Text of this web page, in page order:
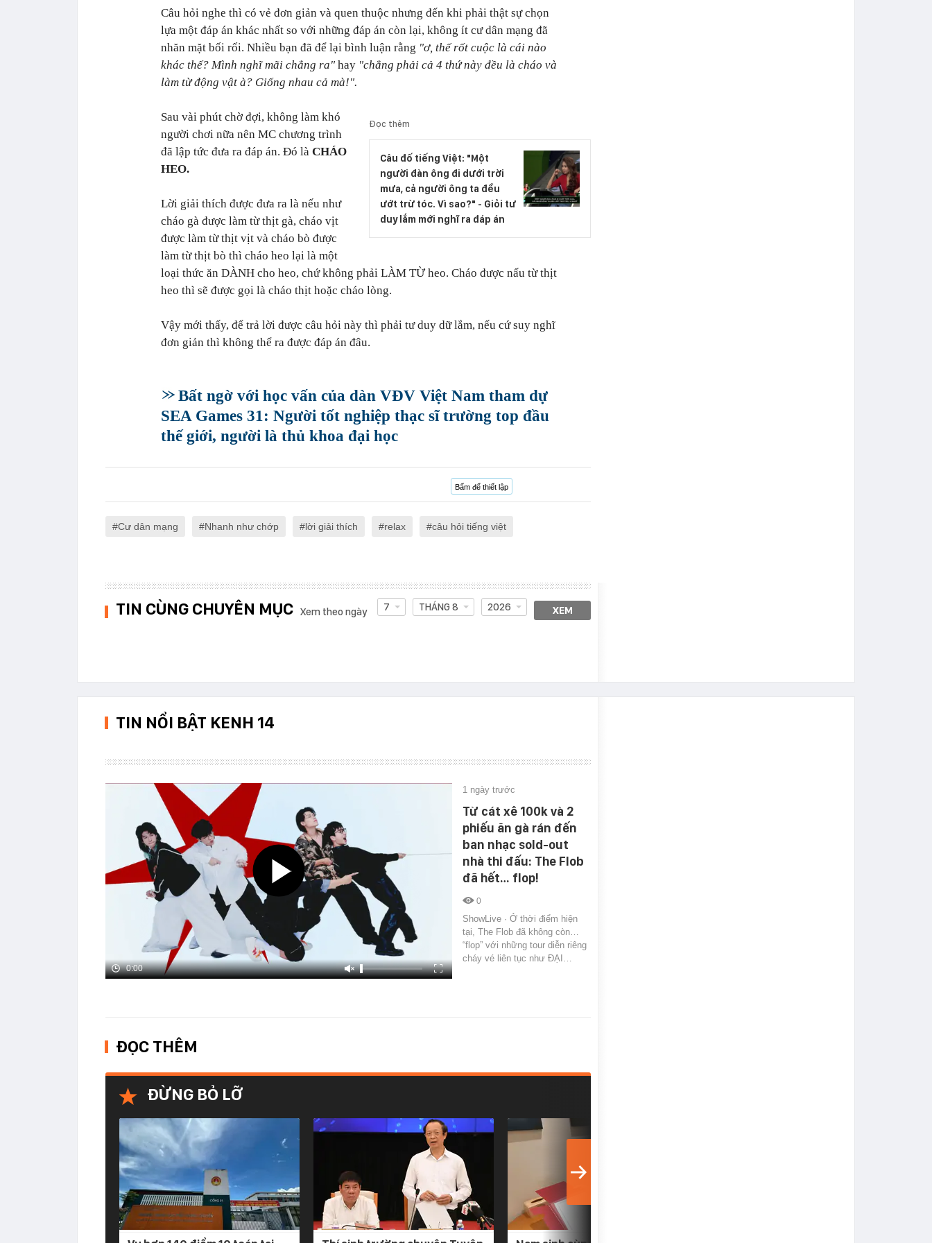
Câu hỏi nghe thì có vẻ đơn giản và quen thuộc nhưng đến khi phải thật sự chọn
lựa một đáp án khác nhất so với những đáp án còn lại, không ít cư dân mạng đã
nhăn mặt bối rối. Nhiều bạn đã để lại bình luận rằng "ơ, thế rốt cuộc là cái nào
khác thế? Mình nghĩ mãi chẳng ra" hay "chẳng phải cả 4 thứ này đều là cháo và
làm từ động vật à? Giống nhau cả mà!".
Đọc thêm
Câu đố tiếng Việt: "Một
người đàn ông đi dưới trời
mưa, cả người ông ta đều
ướt trừ tóc. Vì sao?" - Giỏi tư
duy lắm mới nghĩ ra đáp án
Sau vài phút chờ đợi, không làm khó
người chơi nữa nên MC chương trình
đã lập tức đưa ra đáp án. Đó là CHÁO
HEO.
Lời giải thích được đưa ra là nếu như
cháo gà được làm từ thịt gà, cháo vịt
được làm từ thịt vịt và cháo bò được
làm từ thịt bò thì cháo heo lại là một
loại thức ăn DÀNH cho heo, chứ không phải LÀM TỪ heo. Cháo được nấu từ thịt
heo thì sẽ được gọi là cháo thịt hoặc cháo lòng.
Vậy mới thấy, để trả lời được câu hỏi này thì phải tư duy dữ lắm, nếu cứ suy nghĩ
đơn giản thì không thể ra được đáp án đâu.
Bất ngờ với học vấn của dàn VĐV Việt Nam tham dự
SEA Games 31: Người tốt nghiệp thạc sĩ trường top đầu
thế giới, người là thủ khoa đại học
Bấm để thiết lập
Cư dân mạng Nhanh như chớp lời giải thích relax câu hỏi tiếng việt
TIN CÙNG CHUYÊN MỤC Xem theo ngày 7 THÁNG 8 2026 XEM
TIN NỔI BẬT KENH 14
0:00
1 ngày trước
Từ cát xê 100k và 2
phiếu ăn gà rán đến
ban nhạc sold-out
nhà thi đấu: The Flob
đã hết… flop!
0
ShowLive · Ở thời điểm hiện
tại, The Flob đã không còn…
“flop” với những tour diễn riêng
cháy vé liên tục như ĐẠI…
ĐỌC THÊM
ĐỪNG BỎ LỠ